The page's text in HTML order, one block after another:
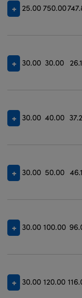
25.00 750.00
30.00 30.00
30.00 40.00
30.00 50.00
30.00 100.00
30.00 120.00